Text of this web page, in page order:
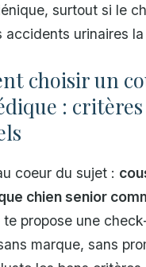
surtout si le
accidents urinaires la
choisir un
: critères
coeur du sujet :
chien senior
te propose une
marque, sans